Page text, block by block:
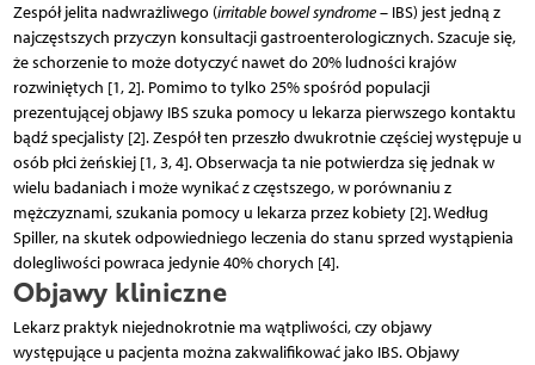
Zespół jelita nadwrażliwego (irritable bowel syndrome– IBS) jest jedną z
najczęstszych przyczyn konsultacji gastroenterologicznych. Szacuje się,
że schorzenie to może dotyczyć nawet do 20% ludności krajów
rozwiniętych [1, 2]. Pomimo to tylko 25% spośród populacji
prezentującej objawy IBS szuka pomocy u lekarza pierwszego kontaktu
bądź specjalisty [2]. Zespół ten przeszło dwukrotnie częściej występuje u
osób płci żeńskiej [1, 3, 4]. Obserwacja ta nie potwierdza się jednak w
wielu badaniach i może wynikać z częstszego, w porównaniu z
mężczyznami, szukania pomocy u lekarza przez kobiety [2]. Według
Spiller, na skutek odpowiedniego leczenia do stanu sprzed wystąpienia
dolegliwości powraca jedynie 40% chorych [4].
Objawy kliniczne
Lekarz praktyk niejednokrotnie ma wątpliwości, czy objawy
występujące u pacjenta można zakwalifikować jako IBS. Objawy